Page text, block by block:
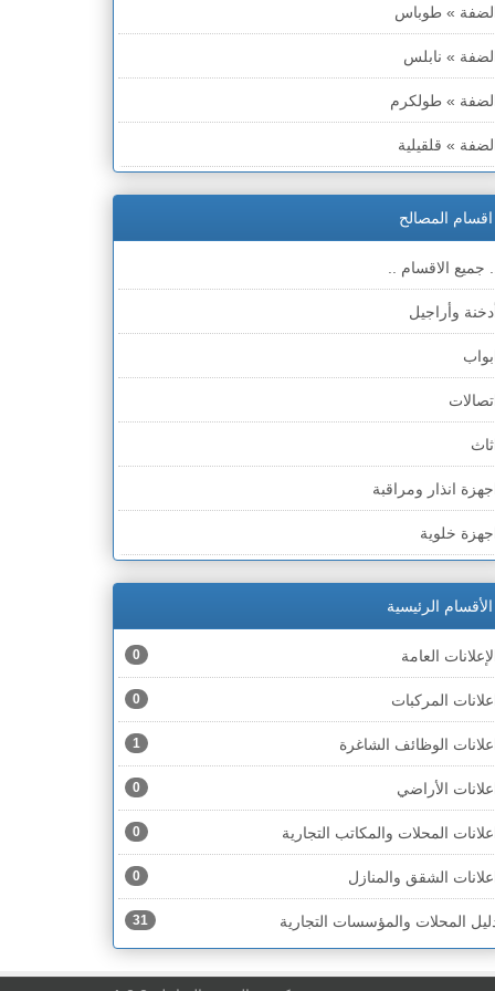
» طوباس
» نابلس
» طولكرم
» قلقيلية
الضفة » رام الله والبيره
» أريحا
» الخليل
» بيت لحم
غزة
الأخضر » حيفا
الأخضر » رهط
الأخضر » أم الفحم
الأخضر » الناصرة
الأخضر » عكا ونهاريا
الأخضر » الجليل
الأخضر » مرج ابن عامر
الأخضر » البطوف
الأخضر » الجولان
الأخضر » الشارون
الأخضر » القدس
اقسام المصالح
.. جميع الاقسام ..
وأراجيل
انذار ومراقبة
خلوية
اجهزة كهربائية
مكتبية
رياضية
صحية
كهربائية
منزلية
الأقسام الرئيسية
العامة 0
المركبات 0
الوظائف الشاغرة 1
الأراضي 0
المحلات والمكاتب التجارية 0
الشقق والمنازل 0
المحلات والمؤسسات التجارية 31